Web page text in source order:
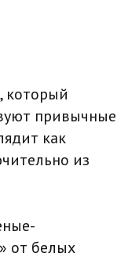
который
привычные
как
из
от белых